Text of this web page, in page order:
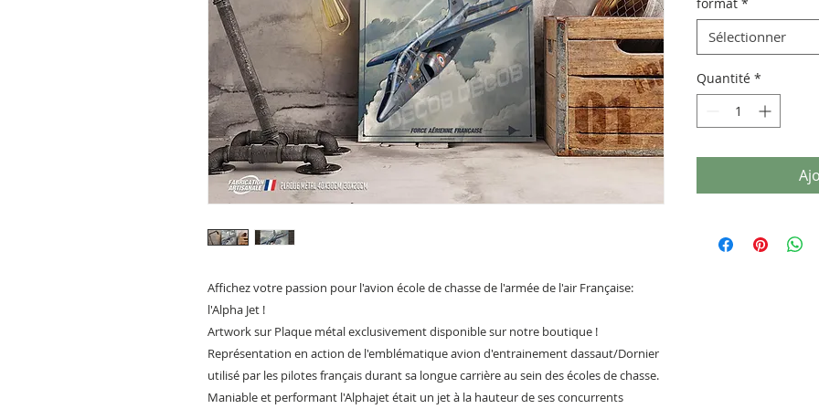
Affichez votre passion pour l'avion école de chasse de l'armée de l'air Française:
l'Alpha Jet !
Artwork sur Plaque métal exclusivement disponible sur notre boutique !
Représentation en action de l'emblématique avion d'entrainement dassaut/Dornier
utilisé par les pilotes français durant sa longue carrière au sein des écoles de chasse.
Maniable et performant l'Alphajet était un jet à la hauteur de ses concurrents
Sélectionner
Quantité *